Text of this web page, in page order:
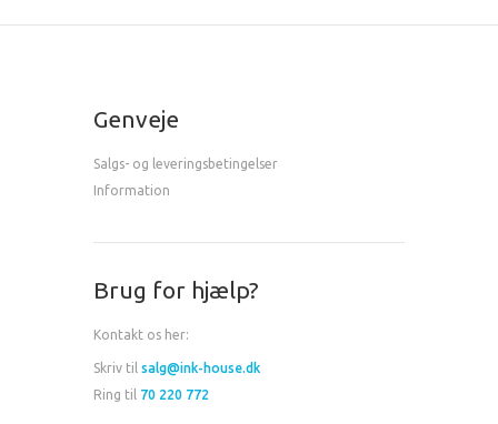
Genveje
Salgs- og leveringsbetingelser
Information
Brug for hjælp?
Kontakt os her:
Skriv til salg@ink-house.dk
Ring til 70 220 772